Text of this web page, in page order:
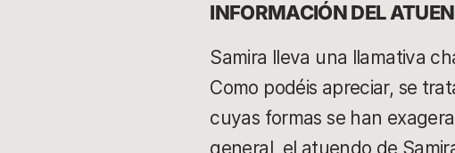
INFORMACIÓN DEL
Samira lleva una llamativa
Como podéis apreciar, se
cuyas formas se han
general, el atuendo de